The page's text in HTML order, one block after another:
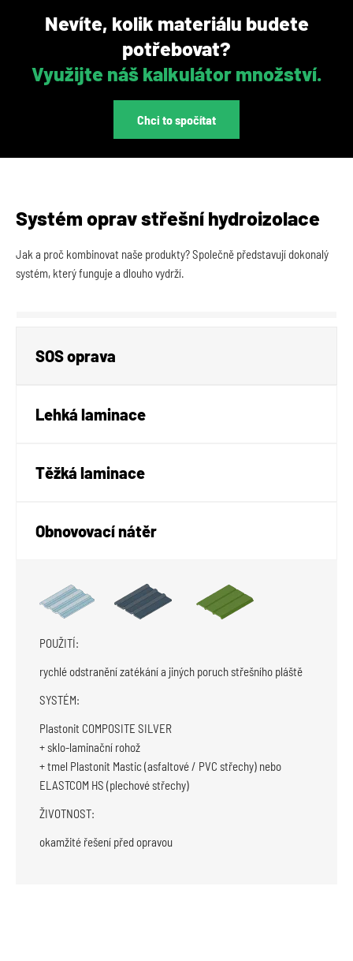
Nevíte, kolik materiálu budete
potřebovat?
Využijte náš kalkulátor množství.
Chci to spočítat
Systém oprav střešní hydroizolace
Jak a proč kombinovat naše produkty? Společně představují dokonalý
systém, který funguje a dlouho vydrží.
SOS oprava
Lehká laminace
Těžká laminace
Obnovovací nátěr
POUŽITÍ:
rychlé odstranění zatékání a jiných poruch střešního pláště
SYSTÉM:
Plastonit COMPOSITE SILVER
+ sklo-laminační rohož
+ tmel Plastonit Mastic (asfaltové / PVC střechy) nebo
ELASTCOM HS (plechové střechy)
ŽIVOTNOST:
okamžité řešení před opravou